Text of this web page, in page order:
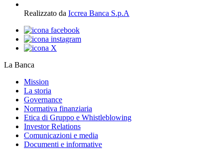
Realizzato da Iccrea Banca S.p.A
La Banca
Mission
La storia
Governance
Normativa finanziaria
Etica di Gruppo e Whistleblowing
Investor Relations
Comunicazioni e media
Documenti e informative